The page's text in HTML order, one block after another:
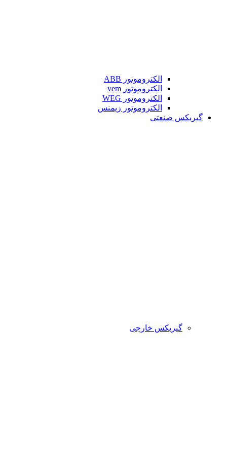
الکتروموتور ABB
الکتروموتور vem
الکتروموتور WEG
الکتروموتور زیمنس
گیربکس صنعتی
گیربکس خارجی